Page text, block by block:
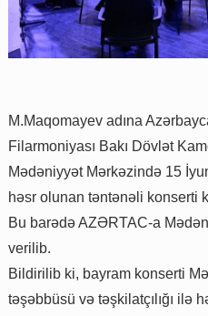
M.Maqomayev adına
Filarmoniyası Bakı Dövlət
Mədəniyyət Mərkəzində 15
həsr olunan təntənəli konserti
Bu barədə AZƏRTAC-a
verilib.
Bildirilib ki, bayram konserti
təşəbbüsü və təşkilatçılığı ilə